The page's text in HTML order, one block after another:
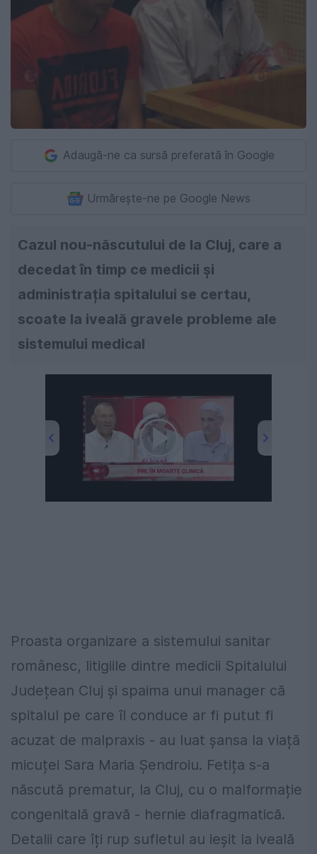
Adaugă-ne ca sursă preferată în Google
Urmărește-ne pe Google News
Cazul nou-născutului de la Cluj, care a
decedat în timp ce medicii și
administrația spitalului se certau,
scoate la iveală gravele probleme ale
sistemului medical
Proasta organizare a sistemului sanitar
românesc, litigiile dintre medicii Spitalului
Județean Cluj și spaima unui manager că
spitalul pe care îl conduce ar fi putut fi
acuzat de malpraxis - au luat șansa la viață
micuței Sara Maria Șendroiu. Fetița s-a
născută prematur, la Cluj, cu o malformație
congenitală gravă - hernie diafragmatică.
Detalii care îți rup sufletul au ieșit la iveală